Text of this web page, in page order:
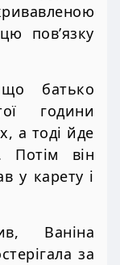
пов’язку
батько
години
а тоді йде
Потім він
у карету і
Ваніна
за